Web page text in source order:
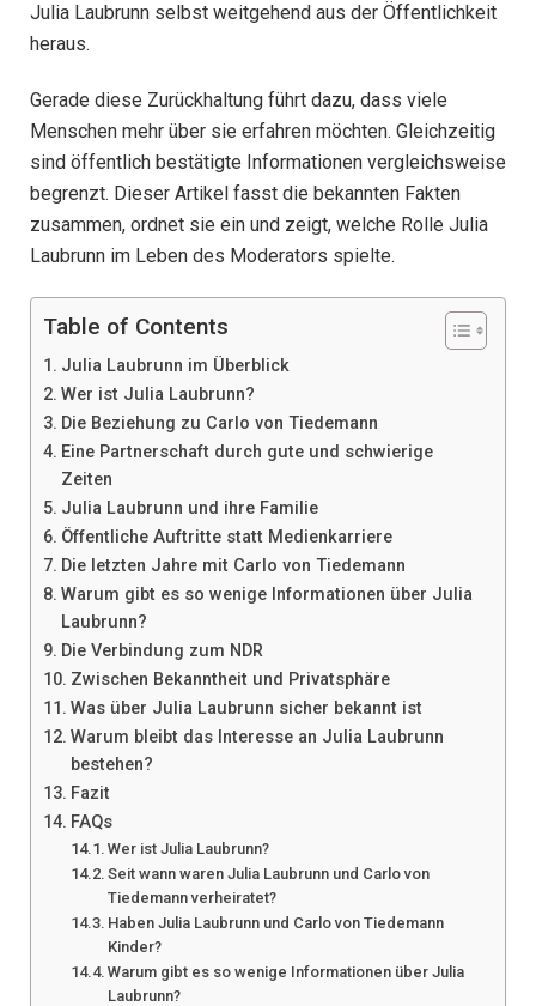
Julia Laubrunn selbst weitgehend aus der Öffentlichkeit
heraus.
Gerade diese Zurückhaltung führt dazu, dass viele
Menschen mehr über sie erfahren möchten. Gleichzeitig
sind öffentlich bestätigte Informationen vergleichsweise
begrenzt. Dieser Artikel fasst die bekannten Fakten
zusammen, ordnet sie ein und zeigt, welche Rolle Julia
Laubrunn im Leben des Moderators spielte.
Table of Contents
Julia Laubrunn im Überblick
Wer ist Julia Laubrunn?
Die Beziehung zu Carlo von Tiedemann
Eine Partnerschaft durch gute und schwierige
Zeiten
Julia Laubrunn und ihre Familie
Öffentliche Auftritte statt Medienkarriere
Die letzten Jahre mit Carlo von Tiedemann
Warum gibt es so wenige Informationen über Julia
Laubrunn?
Die Verbindung zum NDR
Zwischen Bekanntheit und Privatsphäre
Was über Julia Laubrunn sicher bekannt ist
Warum bleibt das Interesse an Julia Laubrunn
bestehen?
Fazit
FAQs
Wer ist Julia Laubrunn?
Seit wann waren Julia Laubrunn und Carlo von
Tiedemann verheiratet?
Haben Julia Laubrunn und Carlo von Tiedemann
Kinder?
Warum gibt es so wenige Informationen über Julia
Laubrunn?